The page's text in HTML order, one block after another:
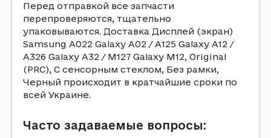
Перед отправкой все запчасти
перепроверяются, тщательно
упаковываются. Доставка Дисплей (экран)
Samsung A022 Galaxy A02 / A125 Galaxy A12 /
A326 Galaxy A32 / M127 Galaxy M12, Original
(PRC), С сенсорным стеклом, Без рамки,
Черный происходит в кратчайшие сроки по
всей Украине.
Часто задаваемые вопросы: